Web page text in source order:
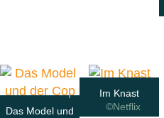
Das Model und
Im Knast
©Netflix